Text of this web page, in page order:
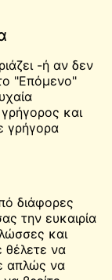
-ή αν δεν
"Επόμενο"
γρήγορος και
γρήγορα
διάφορες
την ευκαιρία
και
θέλετε να
απλώς να